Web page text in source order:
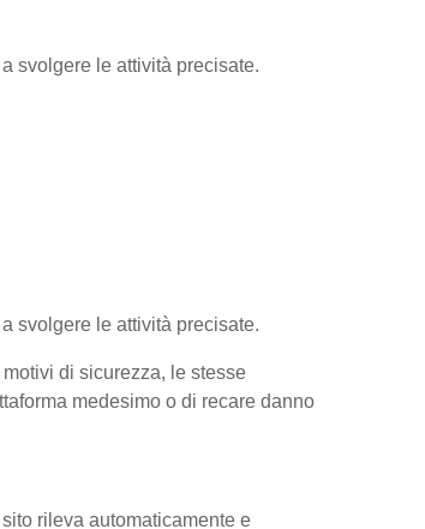
svolgere le attività precisate.
svolgere le attività precisate.
di sicurezza, le stesse
medesimo o di recare danno
rileva automaticamente e